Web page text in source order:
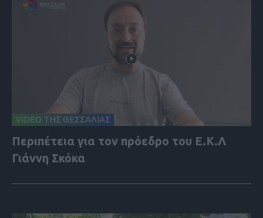
VIDEO ΤΗΣ ΘΕΣΣΑΛΙΑΣ
Περιπέτεια για τον πρόεδρο του Ε.Κ.Λ
Γιάννη Σκόκα